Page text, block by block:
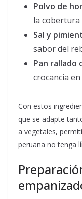
Polvo de
la cobertura
Sal y
sabor del
Pan rallado
crocancia
Con estos
que se adapte
a vegetales,
peruana no tenga